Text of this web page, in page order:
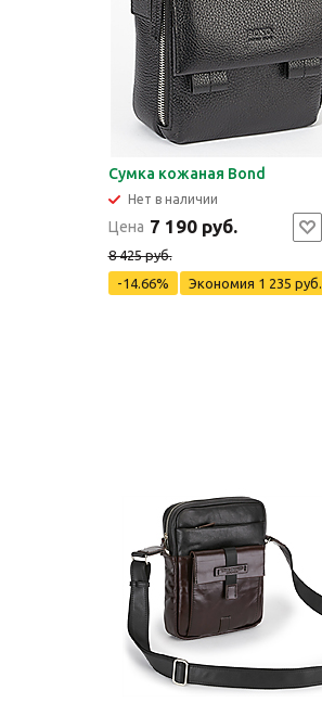
Сумка кожаная Bond
Нет в наличии
Цена 7 190 руб.
8 425 руб.
-14.66%
Экономия 1 235 руб.